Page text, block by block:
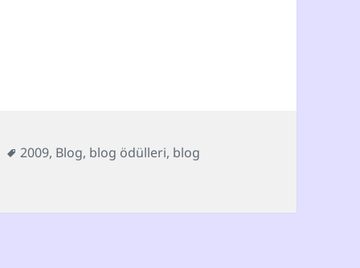
Etiketler
2009, Blog, blog ödülleri, blog